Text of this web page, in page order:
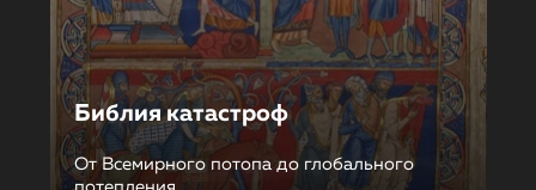
Библия катастроф
От Всемирного потопа до глобального